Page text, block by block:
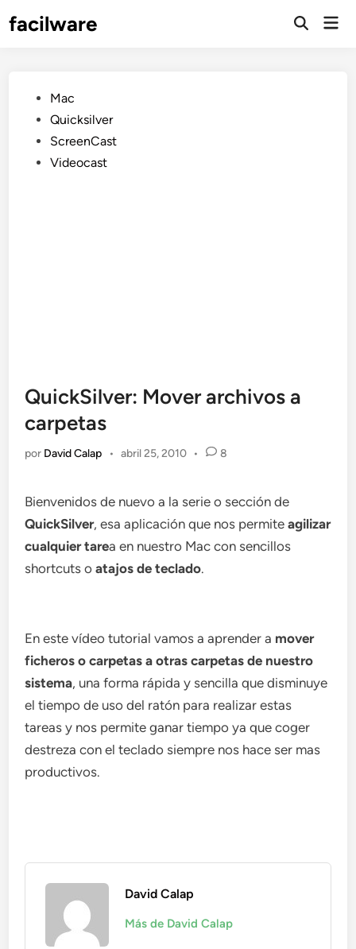
facilware
Publicado
en
Mac
Quicksilver
ScreenCast
Videocast
QuickSilver: Mover archivos a
carpetas
por David Calap • abril 25, 2010 • 8
Bienvenidos de nuevo a la serie o sección de
QuickSilver, esa aplicación que nos permiteagilizar
cualquier tarea en nuestro Mac con sencillos
shortcuts oatajos de teclado.
En este vídeo tutorial vamos a aprender a mover
ficheros o carpetas a otras carpetas de nuestro
sistema, una forma rápida y sencilla que disminuye
el tiempo de uso del ratón para realizar estas
tareas y nos permite ganar tiempo ya que coger
destreza con el teclado siempre nos hace ser mas
productivos.
David Calap
Más de David Calap